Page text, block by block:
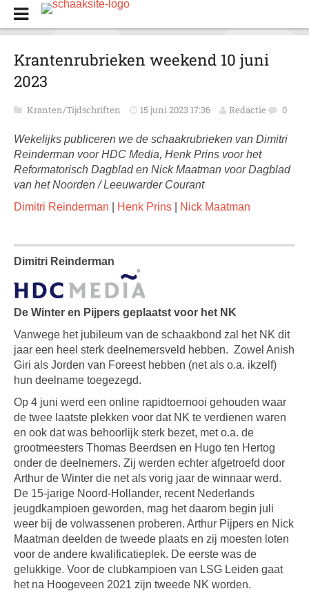
Krantenrubrieken weekend 10 juni
2023
Kranten/Tijdschriften 15 juni 2023 17:36 Redactie 0
Wekelijks publiceren we de schaakrubrieken van Dimitri
Reinderman voor HDC Media, Henk Prins voor het
Reformatorisch Dagblad en Nick Maatman voor Dagblad
van het Noorden / Leeuwarder Courant
Dimitri Reinderman
Henk Prins Nick Maatman
Dimitri Reinderman
De Winter en Pijpers geplaatst voor het NK
Vanwege het jubileum van de schaakbond zal het NK dit
jaar een heel sterk deelnemersveld hebben. Zowel Anish
Giri als Jorden van Foreest hebben (net als o.a. ikzelf)
hun deelname toegezegd.
Op 4 juni werd een online rapidtoernooi gehouden waar
de twee laatste plekken voor dat NK te verdienen waren
en ook dat was behoorlijk sterk bezet, met o.a. de
grootmeesters Thomas Beerdsen en Hugo ten Hertog
onder de deelnemers. Zij werden echter afgetroefd door
Arthur de Winter die net als vorig jaar de winnaar werd.
De 15-jarige Noord-Hollander, recent Nederlands
jeugdkampioen geworden, mag het daarom begin juli
weer bij de volwassenen proberen. Arthur Pijpers en Nick
Maatman deelden de tweede plaats en zij moesten loten
voor de andere kwalificatieplek. De eerste was de
gelukkige. Voor de clubkampioen van LSG Leiden gaat
het na Hoogeveen 2021 zijn tweede NK worden.